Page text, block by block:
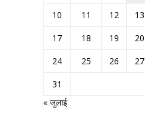
10
11 12 13
17
18 19 20
24
25 26 27
31
« जुलाई